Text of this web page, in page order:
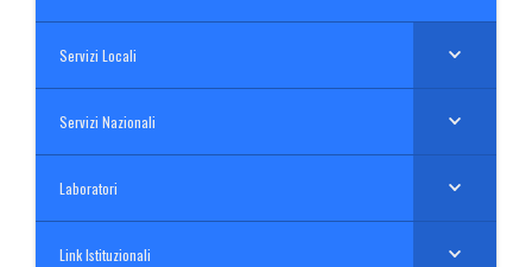
Servizi Locali
Servizi Nazionali
Laboratori
Link Istituzionali